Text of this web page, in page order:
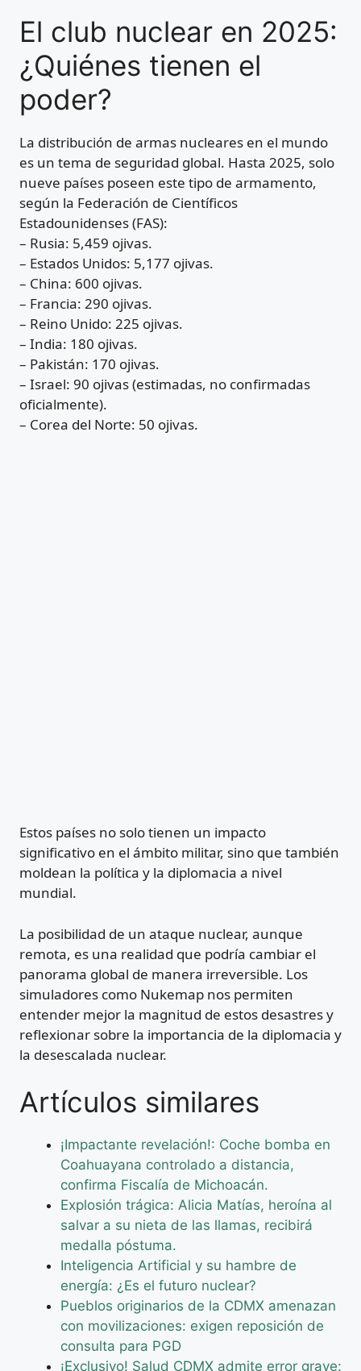
El club nuclear en 2025:
¿Quiénes tienen el
poder?
La distribución de armas nucleares en el mundo
es un tema de seguridad global. Hasta 2025, solo
nueve países poseen este tipo de armamento,
según la Federación de Científicos
Estadounidenses (FAS):
– Rusia: 5,459 ojivas.
– Estados Unidos: 5,177 ojivas.
– China: 600 ojivas.
– Francia: 290 ojivas.
– Reino Unido: 225 ojivas.
– India: 180 ojivas.
– Pakistán: 170 ojivas.
– Israel: 90 ojivas (estimadas, no confirmadas
oficialmente).
– Corea del Norte: 50 ojivas.
Estos países no solo tienen un impacto
significativo en el ámbito militar, sino que también
moldean la política y la diplomacia a nivel
mundial.
La posibilidad de un ataque nuclear, aunque
remota, es una realidad que podría cambiar el
panorama global de manera irreversible. Los
simuladores como Nukemap nos permiten
entender mejor la magnitud de estos desastres y
reflexionar sobre la importancia de la diplomacia y
la desescalada nuclear.
Artículos similares
¡Impactante revelación!: Coche bomba en
Coahuayana controlado a distancia,
confirma Fiscalía de Michoacán.
Explosión trágica: Alicia Matías, heroína al
salvar a su nieta de las llamas, recibirá
medalla póstuma.
Inteligencia Artificial y su hambre de
energía: ¿Es el futuro nuclear?
Pueblos originarios de la CDMX amenazan
con movilizaciones: exigen reposición de
consulta para PGD
¡Exclusivo! Salud CDMX admite error grave: